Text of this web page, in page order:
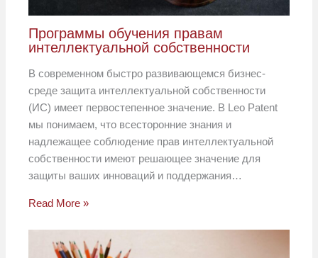
Программы обучения правам
интеллектуальной собственности
В современном быстро развивающемся бизнес-
среде защита интеллектуальной собственности
(ИС) имеет первостепенное значение. В Leo Patent
мы понимаем, что всесторонние знания и
надлежащее соблюдение прав интеллектуальной
собственности имеют решающее значение для
защиты ваших инноваций и поддержания…
Read More »